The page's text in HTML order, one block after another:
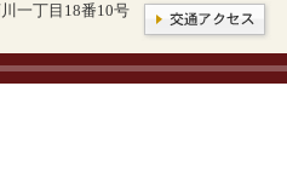
一丁目18番10号